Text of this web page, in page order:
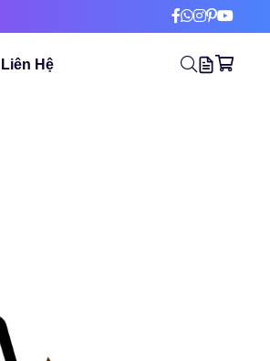
Liên Hệ